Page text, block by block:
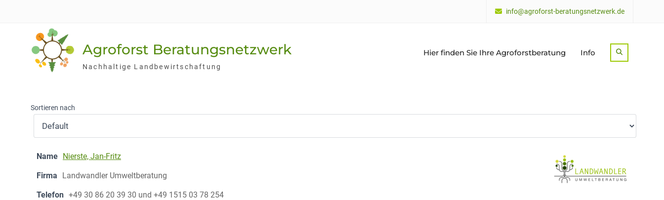
info@agroforst-beratungsnetzwerk.de
Agroforst Beratungsnetzwerk
Nachhaltige Landbewirtschaftung
Hier finden Sie Ihre Agroforstberatung Info
Sortieren nach
Name Nierste, Jan-Fritz
Firma Landwandler Umweltberatung
Telefon +49 30 86 20 39 30 und +49 1515 03 78 254